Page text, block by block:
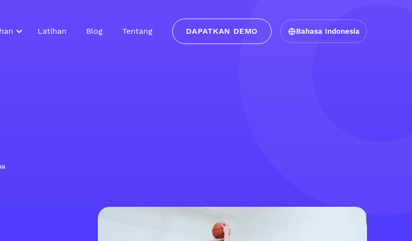
Latihan Blog Tentang DAPATKAN DEMO Bahasa Indonesia